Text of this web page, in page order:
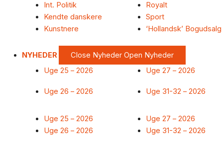
Int. Politik
Kendte danskere
Kunstnere
Royalt
Sport
‘Hollandsk’ Bogudsalg
NYHEDER Close Nyheder Open Nyheder
Uge 25 – 2026
Uge 26 – 2026
Uge 27 – 2026
Uge 31-32 – 2026
Uge 25 – 2026
Uge 26 – 2026
Uge 27 – 2026
Uge 31-32 – 2026